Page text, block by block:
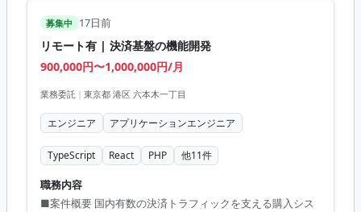
募集中 17日前
リモート有 | 決済基盤の機能開発
900,000円〜1,000,000円/月
業務委託 | 東京都 港区 六本木一丁目
エンジニア アプリケーションエンジニア
TypeScript React PHP 他11件
職務内容
■案件概要 国内有数の決済トラフィックを支える購入シス